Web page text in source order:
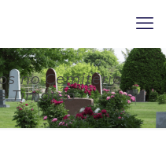
no Cemitério
Timóteo